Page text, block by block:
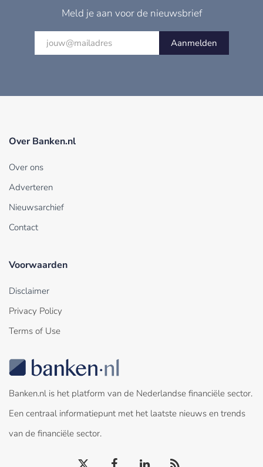
Meld je aan voor de nieuwsbrief
Aanmelden
Over Banken.nl
Over ons
Adverteren
Nieuwsarchief
Contact
Voorwaarden
Disclaimer
Privacy Policy
Terms of Use
Banken.nl is het platform van de Nederlandse financiële sector.
Een centraal informatiepunt met het laatste nieuws en trends
van de financiële sector.